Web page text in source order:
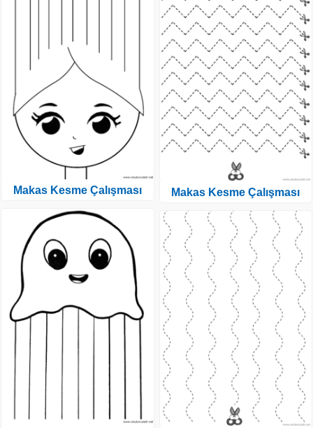
Makas Kesme Çalışması Makas Kesme Çalışması